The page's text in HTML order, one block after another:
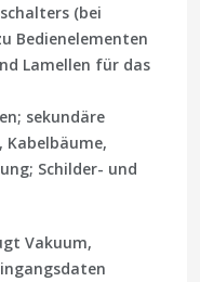
(bei
Bedienelementen
Lamellen für das
sekundäre
Schilder- und
Vakuum,